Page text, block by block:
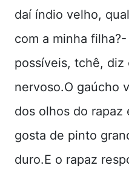
daí índio velho,
com a minha
possíveis, tchê, diz
nervoso.O gaúcho
dos olhos do rapaz
gosta de pinto
duro.E o rapaz